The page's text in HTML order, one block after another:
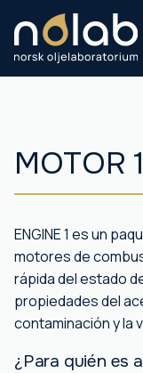
MOTOR 1
ENGINE 1 es un
motores de
rápida del estado
propiedades del
contaminación y la
¿Para quién es